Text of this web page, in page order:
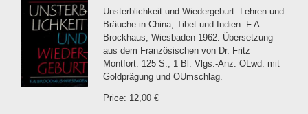
Unsterblichkeit und Wiedergeburt. Lehren und
Bräuche in China, Tibet und Indien. F.A.
Brockhaus, Wiesbaden 1962. Übersetzung
aus dem Französischen von Dr. Fritz
Montfort. 125 S., 1 Bl. Vlgs.-Anz. OLwd. mit
Goldprägung und OUmschlag.
Price: 12,00 €